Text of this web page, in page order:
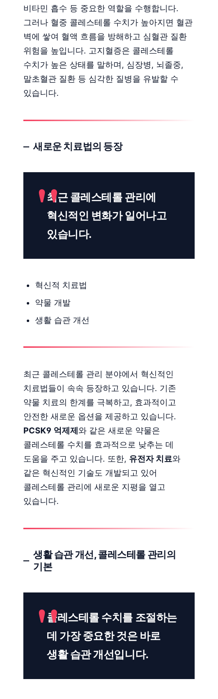
비타민 흡수 등 중요한 역할을 수행합니다.
그러나 혈중 콜레스테롤 수치가 높아지면 혈관
벽에 쌓여 혈액 흐름을 방해하고 심혈관 질환
위험을 높입니다. 고지혈증은 콜레스테롤
수치가 높은 상태를 말하며, 심장병, 뇌졸중,
말초혈관 질환 등 심각한 질병을 유발할 수
있습니다.
새로운 치료법의 등장
최근 콜레스테롤 관리에
혁신적인 변화가 일어나고
있습니다.
혁신적 치료법
약물 개발
생활 습관 개선
최근 콜레스테롤 관리 분야에서 혁신적인
치료법들이 속속 등장하고 있습니다. 기존
약물 치료의 한계를 극복하고, 효과적이고
안전한 새로운 옵션을 제공하고 있습니다.
PCSK9 억제제 와 같은 새로운 약물은
콜레스테롤 수치를 효과적으로 낮추는 데
도움을 주고 있습니다. 또한, 유전자 치료와
같은 혁신적인 기술도 개발되고 있어
콜레스테롤 관리에 새로운 지평을 열고
있습니다.
생활 습관 개선, 콜레스테롤 관리의
기본
콜레스테롤 수치를 조절하는
데 가장 중요한 것은 바로
생활 습관 개선입니다.